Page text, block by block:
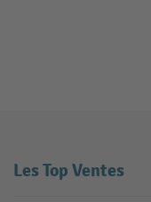
Les Top Ventes